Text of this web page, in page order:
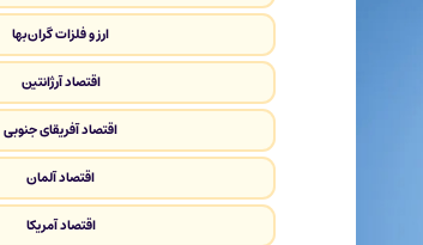
ارز و فلزات گران‌بها
اقتصاد آرژانتین
اقتصاد آفریقای جنوبی
اقتصاد آلمان
اقتصاد آمریکا